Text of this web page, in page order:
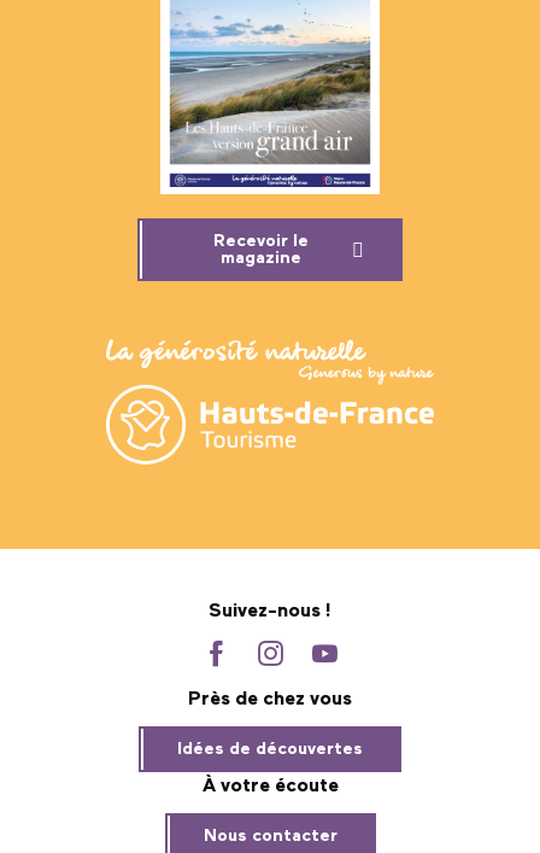
Recevoir le
magazine
Suivez-nous !
Près de chez vous
Idées de découvertes
À votre écoute
Nous contacter